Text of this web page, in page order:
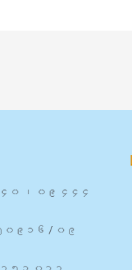
၄၀ ၊ ၀၉ ၄၄၄
၅၀၉၁၆ / ၀၉